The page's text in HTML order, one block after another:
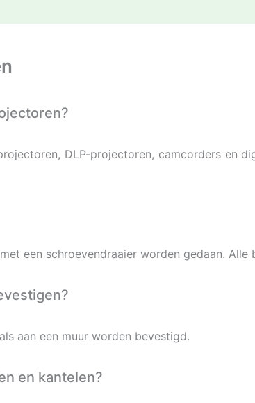
DLP-projectoren, camcorders en
een schroevendraaier worden gedaan.
aan een muur worden bevestigd.
en kantelen?